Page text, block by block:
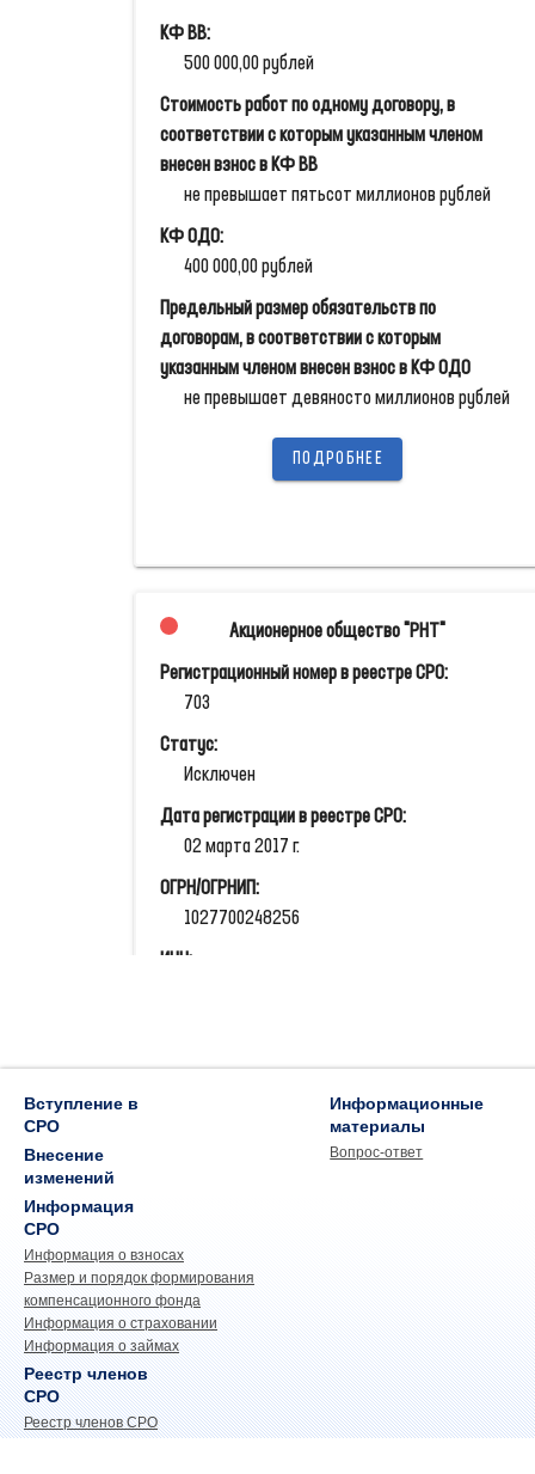
Вступление в
СРО
Внесение
изменений
Информация
СРО
Информация о взносах
Размер и порядок формирования
компенсационного фонда
Информация о страховании
Информация о займах
Реестр членов
СРО
Реестр членов СРО
Информационные
материалы
Вопрос-ответ